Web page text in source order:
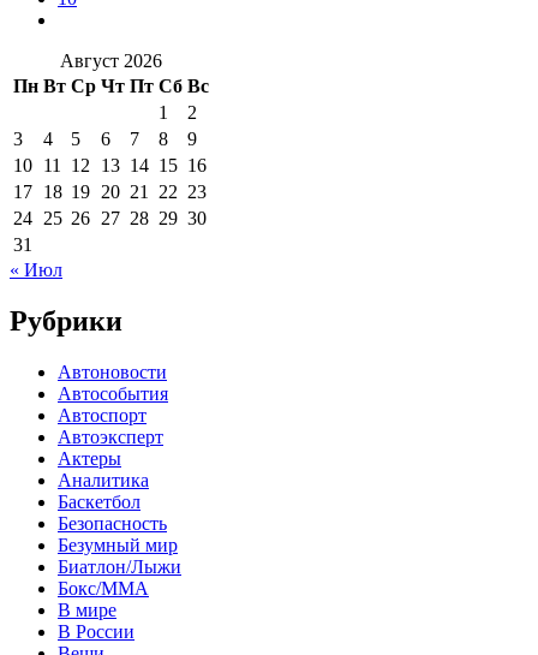
Август 2026
Пн Вт Ср Чт Пт Сб Вс
1
2
3
4 5 6 7 8
9
10 11 12 13 14 15 16
17 18 19 20 21 22 23
24 25 26 27 28 29 30
31
« Июл
Рубрики
Автоновости
Автособытия
Автоспорт
Автоэксперт
Актеры
Аналитика
Баскетбол
Безопасность
Безумный мир
Биатлон/Лыжи
Бокс/MMA
В мире
В России